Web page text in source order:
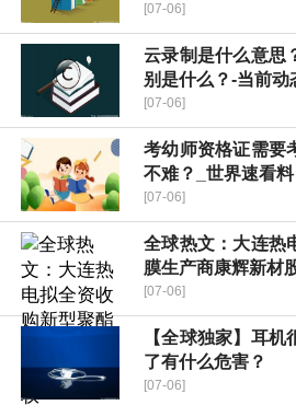
[07-06]
云录制是什么意思
别是什么？-当前动
[07-06]
考幼师资格证需要
不难？_世界速看料
[07-06]
全球热文：大连热
膜生产商康辉新材
[07-06]
【全球独家】耳
了有什么危害？
[07-06]